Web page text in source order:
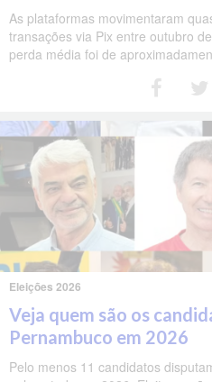
As plataformas movimentaram
transações via Pix entre outubro
perda média foi de
Eleições 2026
Veja quem são os
Pernambuco em 2026
Pelo menos 11 candidatos